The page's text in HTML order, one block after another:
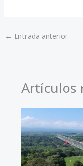
← Entrada anterior
Artículos